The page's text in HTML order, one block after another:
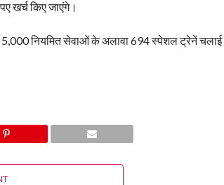
खर्च किए जाएंगे।
नियमित सेवाओं के अलावा 694 स्पेशल ट्रेनें चलाई